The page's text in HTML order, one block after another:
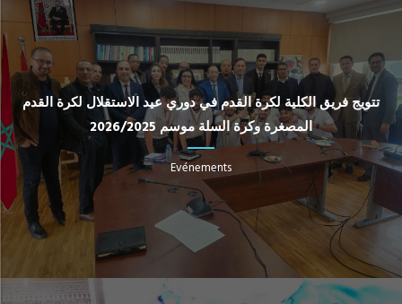
تتويج فريق الكلية لكرة القدم في دوري عيد الاستقلال لكرة القدم
المصغرة وكرة السلة موسم 2026/2025
Evénements